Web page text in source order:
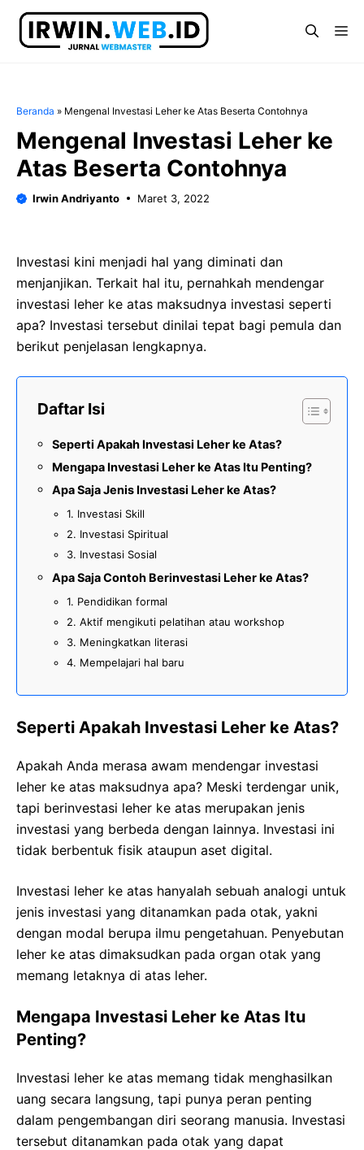
Langsung
Beranda » Mengenal Investasi Leher ke Atas Beserta Contohnya
Mengenal Investasi Leher ke
Atas Beserta Contohnya
Irwin Andriyanto Maret 3, 2022
Investasi kini menjadi hal yang diminati dan
menjanjikan. Terkait hal itu, pernahkah mendengar
investasi leher ke atas maksudnya investasi seperti
apa? Investasi tersebut dinilai tepat bagi pemula dan
berikut penjelasan lengkapnya.
Daftar Isi
Seperti Apakah Investasi Leher ke Atas?
Mengapa Investasi Leher ke Atas Itu Penting?
Apa Saja Jenis Investasi Leher ke Atas?
1. Investasi Skill
2. Investasi Spiritual
3. Investasi Sosial
Apa Saja Contoh Berinvestasi Leher ke Atas?
1. Pendidikan formal
2. Aktif mengikuti pelatihan atau workshop
3. Meningkatkan literasi
4. Mempelajari hal baru
Seperti Apakah Investasi Leher ke Atas?
Apakah Anda merasa awam mendengar investasi
leher ke atas maksudnya apa? Meski terdengar unik,
tapi berinvestasi leher ke atas merupakan jenis
investasi yang berbeda dengan lainnya. Investasi ini
tidak berbentuk fisik ataupun aset digital.
Investasi leher ke atas hanyalah sebuah analogi untuk
jenis investasi yang ditanamkan pada otak, yakni
dengan modal berupa ilmu pengetahuan. Penyebutan
leher ke atas dimaksudkan pada organ otak yang
memang letaknya di atas leher.
Mengapa Investasi Leher ke Atas Itu
Penting?
Investasi leher ke atas memang tidak menghasilkan
uang secara langsung, tapi punya peran penting
dalam pengembangan diri seorang manusia. Investasi
tersebut ditanamkan pada otak yang dapat